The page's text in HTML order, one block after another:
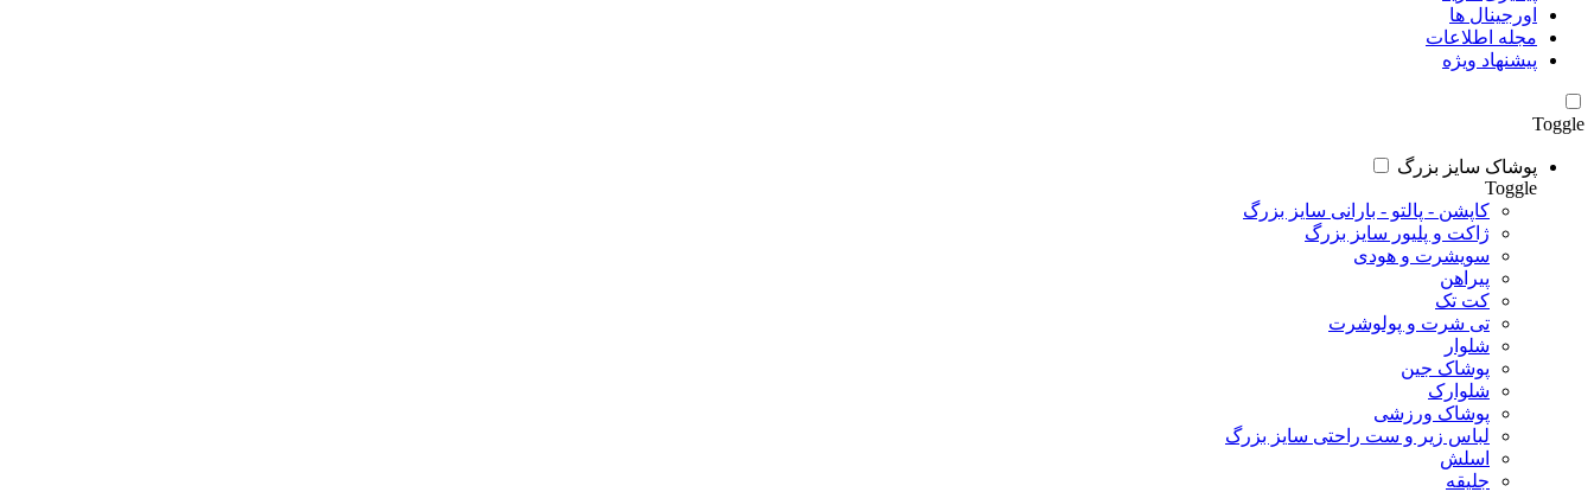
اورجینال ها
مجله اطلاعات
پیشنهاد ویژه
Toggle
پوشاک سایز بزرگ
Toggle
کاپشن - پالتو - بارانی سایز بزرگ
ژاکت و پلیور سایز بزرگ
سویشرت و هودی
پیراهن
کت تک
تی شرت و پولوشرت
شلوار
پوشاک جین
شلوارک
پوشاک ورزشی
لباس زیر و ست راحتی سایز بزرگ
اسلش
جلیقه